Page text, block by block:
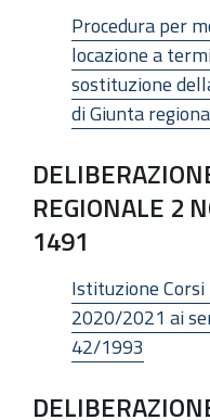
Procedura per
locazione a
sostituzione
di Giunta
REGIONALE 2
1491
Istituzione
2020/2021 ai
42/1993